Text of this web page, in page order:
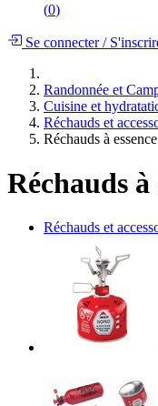
(0)
Se connecter/
Randonnée et
Cuisine et
Réchauds et
Réchauds à essence
Réchauds à
Réchauds et